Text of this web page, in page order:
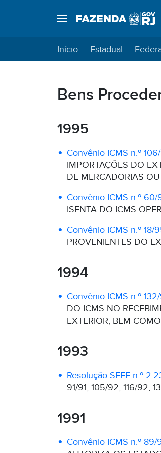
Início Estadual
Bens
1995
Convênio ICMS n.º
IMPORTAÇÕES DO
DE MERCADORIAS
Convênio ICMS n.º 60/
ISENTA DO ICMS
Convênio ICMS n.º 18/
PROVENIENTES DO
1994
Convênio ICMS n.º
DO ICMS NO
EXTERIOR, BEM
1993
Resolução SEEF n.º
91/91, 105/92, 116/92,
1991
Convênio ICMS n.º 89/